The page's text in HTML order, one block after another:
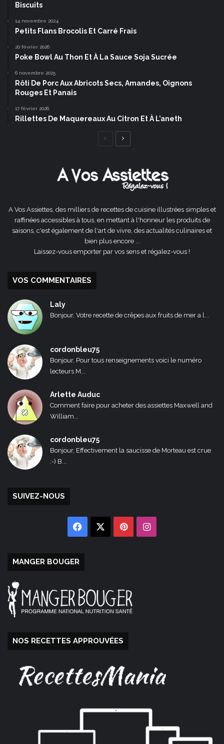
Biscuits
14 novembre 2024
Petits Flans Brocolis Et Carré Frais
20 février 2026
Poke Bowl Au Thon Et À La Sauce Soja Sucrée
6 novembre 2025
Rôti De Porc Aux Abricots Secs, Amandes, Oignons
Rouges Et Panais
17 février 2026
Rillettes De Maquereaux Au Citron Et À L’aneth
Page
A Vos Assiettes, des milliers de recettes de cuisine illustrées simples et
raffinées accessibles à tous, en mettant à l'honneur les produits de
saisons, c'est également de l'art de vivre, des actualités culinaires et
bien plus encore ...
Laissez-vous emporter par vos sens et régalez-vous !
VOS COMMENTAIRES
Laly
Bonjour, Votre recette de crêpes aux fruits de mer a l...
cordonbleu75
Bonjour, Pour tous renseignements voici le numéro
lecteurs M...
Arlette Auduc
Comment faire pour acheter des assiettes Maxwell and
William...
cordonbleu75
Bonjour, Effectivement la saucisse de Morteau est crue
:-) B...
SUIVEZ-NOUS
Facebook PinterestInstagram
MANGER BOUGER
NOS RECETTES APPROUVÉES